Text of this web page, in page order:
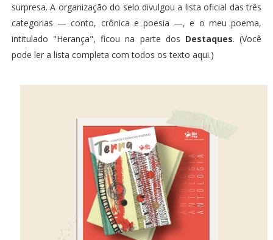
surpresa. A organização do selo divulgou a lista oficial das três
categorias — conto, crônica e poesia —, e o meu poema,
intitulado "Herança", ficou na parte dos Destaques. (Você
pode ler a lista completa com todos os texto aqui.)